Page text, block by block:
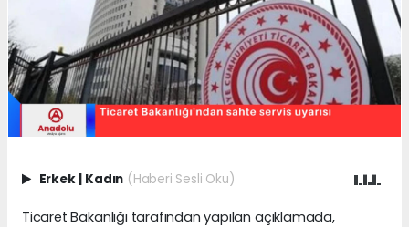
Erkek | Kadın (Haberi Sesli Oku)
Ticaret Bakanlığı tarafından yapılan açıklamada,